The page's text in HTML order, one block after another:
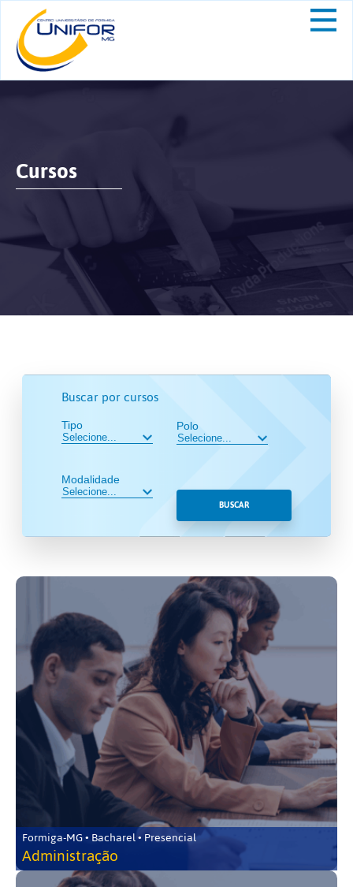
Cursos
Buscar por cursos
Tipo
Modalidade
Polo
BUSCAR
Formiga-MG • Bacharel • Presencial
Administração